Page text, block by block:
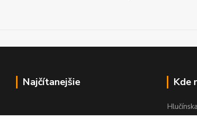
Najčítanejšie Kde